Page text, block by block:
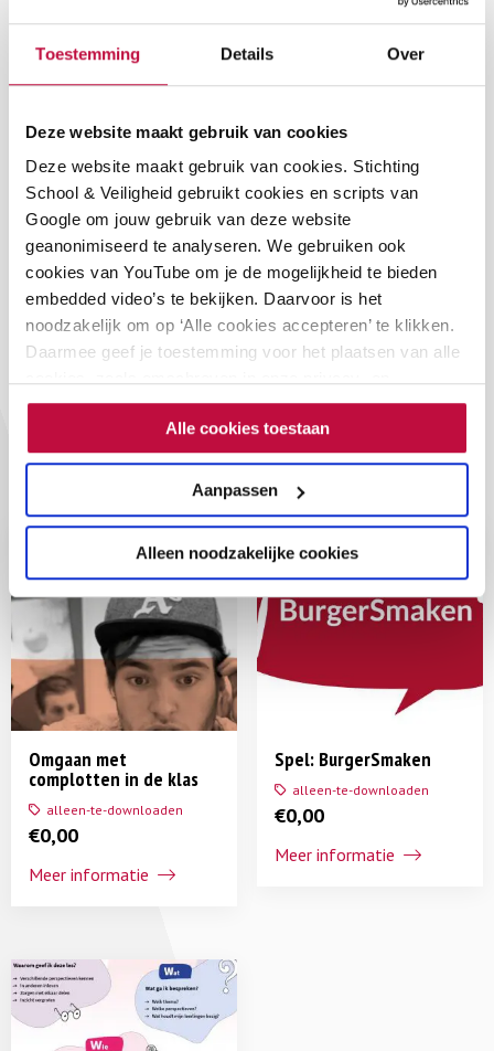
Toestemming Details Over
Deze website maakt gebruik van cookies
Deze website maakt gebruik van cookies. Stichting
School & Veiligheid gebruikt cookies en scripts van
Google om jouw gebruik van deze website
geanonimiseerd te analyseren. We gebruiken ook
cookies van YouTube om je de mogelijkheid te bieden
embedded video’s te bekijken. Daarvoor is het
noodzakelijk om op ‘Alle cookies accepteren’ te klikken.
Daarmee geef je toestemming voor het plaatsen van alle
cookieverklaring. Als je niet alle cookies accepteert, dan
kun je geen video's bekijken.Alle cookies toestaan
Aanpassen
Alleen noodzakelijke cookies
po-vo
€0,00
Meer informatie
Soortgelijke
producten
Omgaan met
complotten in de klas
alleen-te-downloaden
€0,00
Meer informatie
Spel: BurgerSmaken
alleen-te-downloaden
€0,00
Meer informatie